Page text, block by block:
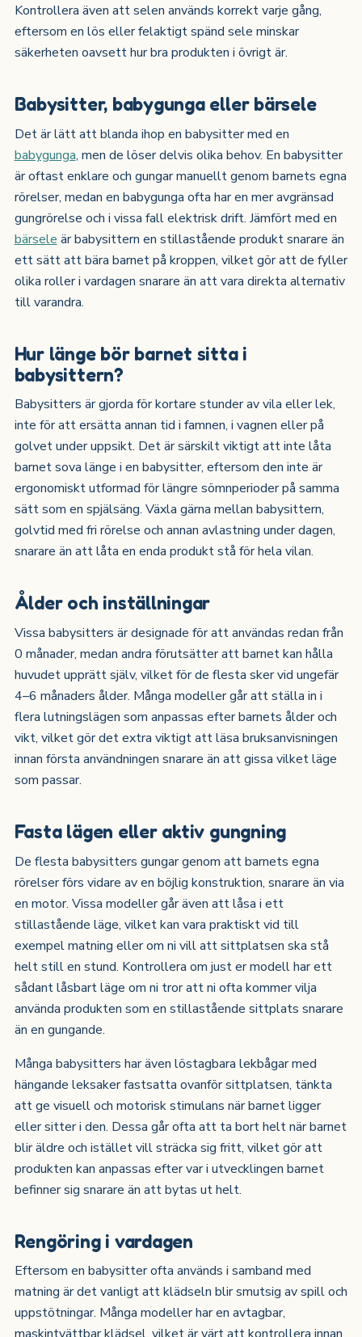
Kontrollera även att selen används korrekt varje gång,
eftersom en lös eller felaktigt spänd sele minskar
säkerheten oavsett hur bra produkten i övrigt är.
Babysitter, babygunga eller bärsele
Det är lätt att blanda ihop en babysitter med en
babygunga, men de löser delvis olika behov. En babysitter
är oftast enklare och gungar manuellt genom barnets egna
rörelser, medan en babygunga ofta har en mer avgränsad
gungrörelse och i vissa fall elektrisk drift. Jämfört med en
bärsele är babysittern en stillastående produkt snarare än
ett sätt att bära barnet på kroppen, vilket gör att de fyller
olika roller i vardagen snarare än att vara direkta alternativ
till varandra.
Hur länge bör barnet sitta i
babysittern?
Babysitters är gjorda för kortare stunder av vila eller lek,
inte för att ersätta annan tid i famnen, i vagnen eller på
golvet under uppsikt. Det är särskilt viktigt att inte låta
barnet sova länge i en babysitter, eftersom den inte är
ergonomiskt utformad för längre sömnperioder på samma
sätt som en spjälsäng. Växla gärna mellan babysittern,
golvtid med fri rörelse och annan avlastning under dagen,
snarare än att låta en enda produkt stå för hela vilan.
Ålder och inställningar
Vissa babysitters är designade för att användas redan från
0 månader, medan andra förutsätter att barnet kan hålla
huvudet upprätt själv, vilket för de flesta sker vid ungefär
4–6 månaders ålder. Många modeller går att ställa in i
flera lutningslägen som anpassas efter barnets ålder och
vikt, vilket gör det extra viktigt att läsa bruksanvisningen
innan första användningen snarare än att gissa vilket läge
som passar.
Fasta lägen eller aktiv gungning
De flesta babysitters gungar genom att barnets egna
rörelser förs vidare av en böjlig konstruktion, snarare än via
en motor. Vissa modeller går även att låsa i ett
stillastående läge, vilket kan vara praktiskt vid till
exempel matning eller om ni vill att sittplatsen ska stå
helt still en stund. Kontrollera om just er modell har ett
sådant låsbart läge om ni tror att ni ofta kommer vilja
använda produkten som en stillastående sittplats snarare
än en gungande.
Många babysitters har även löstagbara lekbågar med
hängande leksaker fastsatta ovanför sittplatsen, tänkta
att ge visuell och motorisk stimulans när barnet ligger
eller sitter i den. Dessa går ofta att ta bort helt när barnet
blir äldre och istället vill sträcka sig fritt, vilket gör att
produkten kan anpassas efter var i utvecklingen barnet
befinner sig snarare än att bytas ut helt.
Rengöring i vardagen
Eftersom en babysitter ofta används i samband med
matning är det vanligt att klädseln blir smutsig av spill och
uppstötningar. Många modeller har en avtagbar,